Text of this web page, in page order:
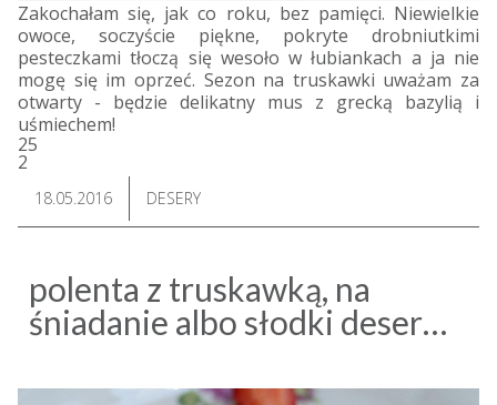
Zakochałam się, jak co roku, bez pamięci. Niewielkie
owoce, soczyście piękne, pokryte drobniutkimi
pesteczkami tłoczą się wesoło w łubiankach a ja nie
mogę się im oprzeć. Sezon na truskawki uważam za
otwarty - będzie delikatny mus z grecką bazylią i
uśmiechem!
25
2
18.05.2016 DESERY
polenta z truskawką, na
śniadanie albo słodki deser…